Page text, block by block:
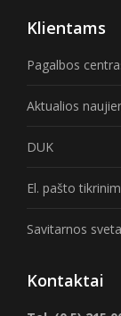
Klientams
Pagalbos
Aktualios
DUK
El. pašto
Savitarnos
Kontaktai